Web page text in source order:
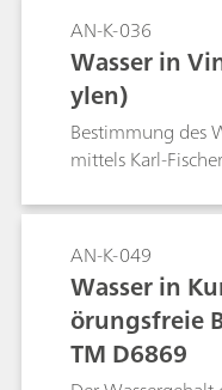
AN-K-036
Wasser in
ylen)
Bestimmung des
mittels Karl-
AN-K-049
Wasser in
örungsfreie
TM D6869